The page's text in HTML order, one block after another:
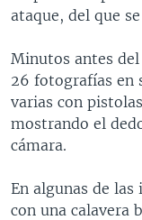
ataque, del que
Minutos antes
26 fotografías en
varias con
mostrando el
cámara.
En algunas de las
con una calavera